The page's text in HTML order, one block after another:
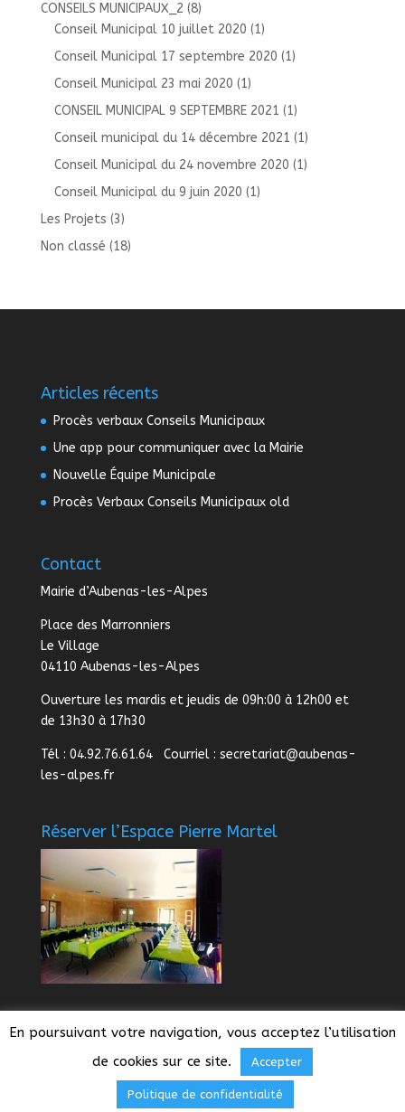
CONSEILS MUNICIPAUX_2 (8)
Conseil Municipal 10 juillet 2020 (1)
Conseil Municipal 17 septembre 2020 (1)
Conseil Municipal 23 mai 2020 (1)
CONSEIL MUNICIPAL 9 SEPTEMBRE 2021 (1)
Conseil municipal du 14 décembre 2021 (1)
Conseil Municipal du 24 novembre 2020 (1)
Conseil Municipal du 9 juin 2020 (1)
Les Projets (3)
Non classé (18)
Articles récents
Procès verbaux Conseils Municipaux
Une app pour communiquer avec la Mairie
Nouvelle Équipe Municipale
Procès Verbaux Conseils Municipaux old
Contact
Mairie d’Aubenas-les-Alpes
Place des Marronniers
Le Village
04110 Aubenas-les-Alpes
Ouverture les mardis et jeudis de 09h:00 à 12h00 et
de 13h30 à 17h30
Tél : 04.92.76.61.64 Courriel : secretariat@aubenas-
les-alpes.fr
Réserver l’Espace Pierre Martel
Design deGlyphe Studio Graphique- © 2026
En poursuivant votre navigation, vous acceptez l’utilisation
de cookies sur ce site.
Accepter
Politique de confidentialité